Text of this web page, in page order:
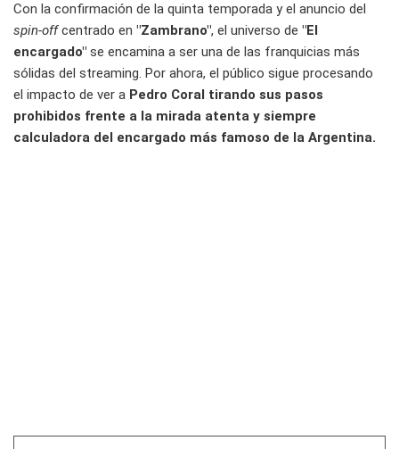
Con la confirmación de la quinta temporada y el anuncio del
spin-offcentrado en "Zambrano", el universo de "El
encargado" se encamina a ser una de las franquicias más
sólidas del streaming. Por ahora, el público sigue procesando
el impacto de ver a Pedro Coral tirando sus pasos
prohibidos frente a la mirada atenta y siempre
calculadora del encargado más famoso de la Argentina.